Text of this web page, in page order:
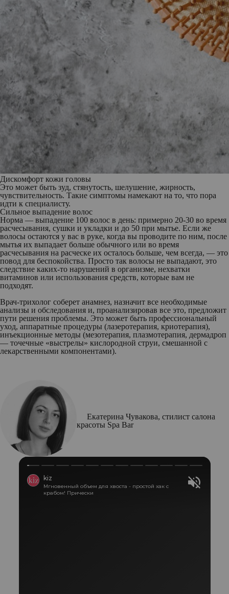
Дискомфорт кожи головы
Это может быть зуд, стянутость, шелушение, жирность,
чувствительность. Такие симптомы намекают на то, что пора
идти к специалисту.
Сильное выпадение волос
Норма — выпадение 100 волос в день: примерно 20-30 во время
расчесывания, сушки и укладки и до 50 при мытье. Если же
волосы остаются у вас в руке, когда вы проводите по ним, после
мытья их выпадает больше обычного или во время
расчесывания на расческе их осталось больше, чем всегда, — это
повод для беспокойства. Просто так волосы не выпадают, это
следствие каких-то нарушений в организме, нехватки
витаминов или использования средств, которые вам не
подходят.
Врач-трихолог соберет анамнез, назначит все необходимые
анализы и обследования и, проанализировав все это, предложит
пути решения проблемы. Это может быть профессиональный
уход, аппаратные процедуры (лазеротерапия, криотерапия),
инъекционные методы (мезотерапия, плазмотерапия, дермадроп
— точечные «выстрелы» кислородной струи, смешанной с
лекарственными компонентами).
Екатерина Чувакова, стилист салона
красоты Spa Bar